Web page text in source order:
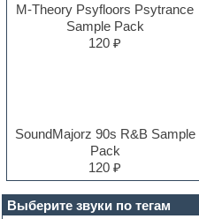
Выберите звуки по тегам
M-Theory Psyfloors Psytrance
Sample Pack
120 ₽
SoundMajorz 90s R&B Sample
Pack
120 ₽